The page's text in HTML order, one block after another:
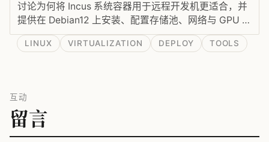
讨论为何将 Incus 系统容器用于远程开发机更适合，并
提供在 Debian12 上安装、配置存储池、网络与 GPU 支
持的实操命令。
LINUX VIRTUALIZATION DEPLOY TOOLS
互动
留言